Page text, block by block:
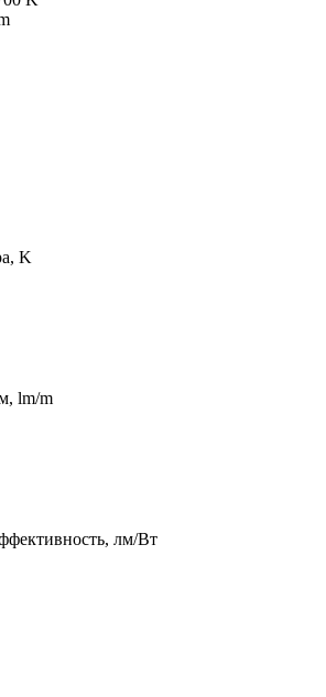
K
lm/m
лм/Вт